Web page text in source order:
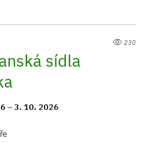
230
sídla
– 3. 10. 2026